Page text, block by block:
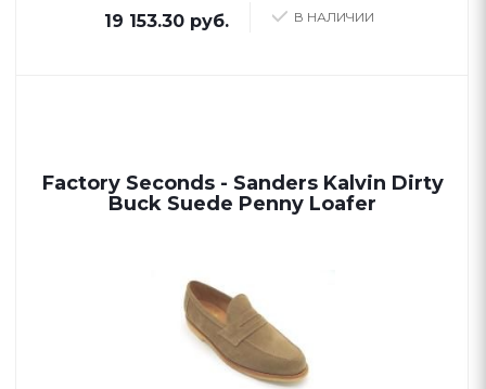
В НАЛИЧИИ
19 153.30 руб.
Factory Seconds - Sanders Kalvin Dirty
Buck Suede Penny Loafer